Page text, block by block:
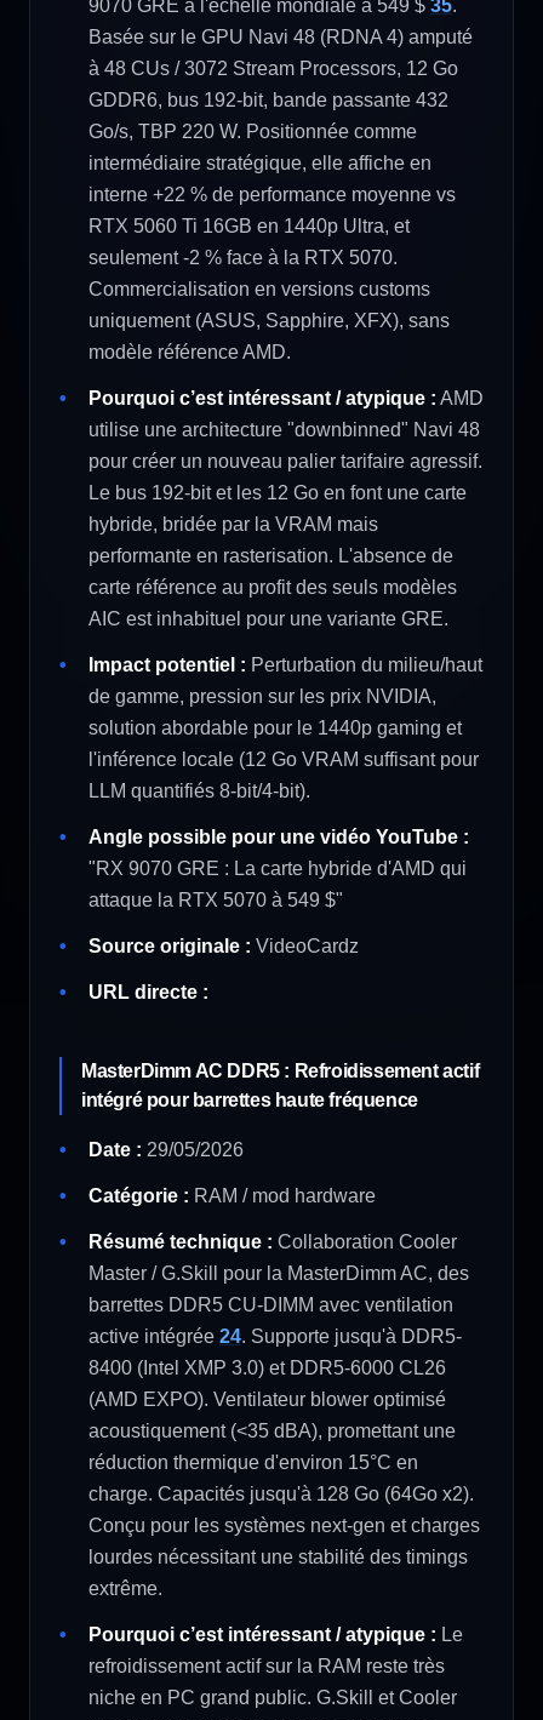
9070 GRE à l'échelle mondiale à 549 $ 35.
Basée sur le GPU Navi 48 (RDNA 4) amputé
à 48 CUs / 3072 Stream Processors, 12 Go
GDDR6, bus 192-bit, bande passante 432
Go/s, TBP 220 W. Positionnée comme
intermédiaire stratégique, elle affiche en
interne +22 % de performance moyenne vs
RTX 5060 Ti 16GB en 1440p Ultra, et
seulement -2 % face à la RTX 5070.
Commercialisation en versions customs
uniquement (ASUS, Sapphire, XFX), sans
modèle référence AMD.
Pourquoi c’est intéressant / atypique : AMD
utilise une architecture "downbinned" Navi 48
pour créer un nouveau palier tarifaire agressif.
Le bus 192-bit et les 12 Go en font une carte
hybride, bridée par la VRAM mais
performante en rasterisation. L'absence de
carte référence au profit des seuls modèles
AIC est inhabituel pour une variante GRE.
Impact potentiel : Perturbation du milieu/haut
de gamme, pression sur les prix NVIDIA,
solution abordable pour le 1440p gaming et
l'inférence locale (12 Go VRAM suffisant pour
LLM quantifiés 8-bit/4-bit).
Angle possible pour une vidéo YouTube :
"RX 9070 GRE : La carte hybride d'AMD qui
attaque la RTX 5070 à 549 $"
Source originale : VideoCardz
URL directe :
MasterDimm AC DDR5 : Refroidissement actif
intégré pour barrettes haute fréquence
Date : 29/05/2026
Catégorie : RAM / mod hardware
Résumé technique : Collaboration Cooler
Master / G.Skill pour la MasterDimm AC, des
barrettes DDR5 CU-DIMM avec ventilation
active intégrée 24. Supporte jusqu'à DDR5-
8400 (Intel XMP 3.0) et DDR5-6000 CL26
(AMD EXPO). Ventilateur blower optimisé
acoustiquement (<35 dBA), promettant une
réduction thermique d'environ 15°C en
charge. Capacités jusqu'à 128 Go (64Go x2).
Conçu pour les systèmes next-gen et charges
lourdes nécessitant une stabilité des timings
extrême.
Pourquoi c’est intéressant / atypique : Le
refroidissement actif sur la RAM reste très
niche en PC grand public. G.Skill et Cooler